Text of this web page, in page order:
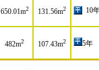
650.01m2 131.56m2 10
482m2 107.43m2 5年